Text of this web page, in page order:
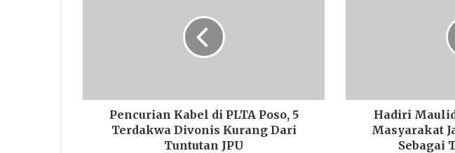
Pencurian Kabel di PLTA Poso, 5
Terdakwa Divonis Kurang Dari
Tuntutan JPU
Hadiri
Masyarakat
Sebagai